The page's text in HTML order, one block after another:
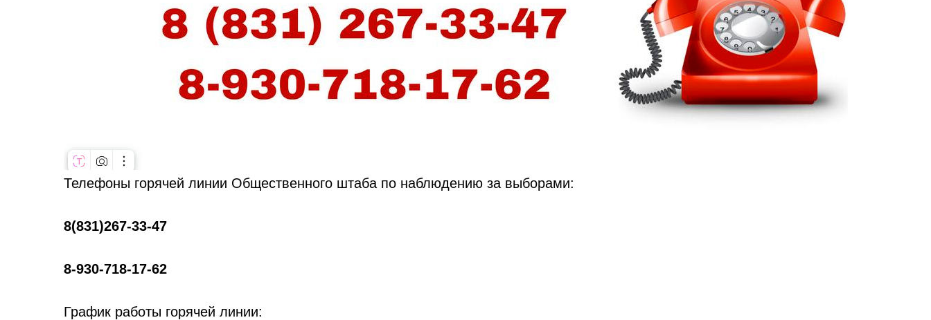
Телефоны горячей линии Общественного штаба по наблюдению за выборами:
8(831)267-33-47
8-930-718-17-62
График работы горячей линии: